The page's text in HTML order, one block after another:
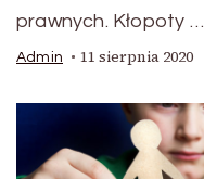
prawnych. Kłopoty …
Admin 11 sierpnia 2020